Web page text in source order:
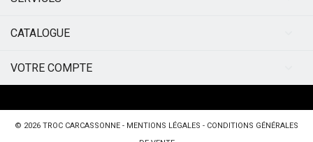
CATALOGUE
VOTRE COMPTE
© 2026 TROC CARCASSONNE - MENTIONS LÉGALES - CONDITIONS GÉNÉRALES